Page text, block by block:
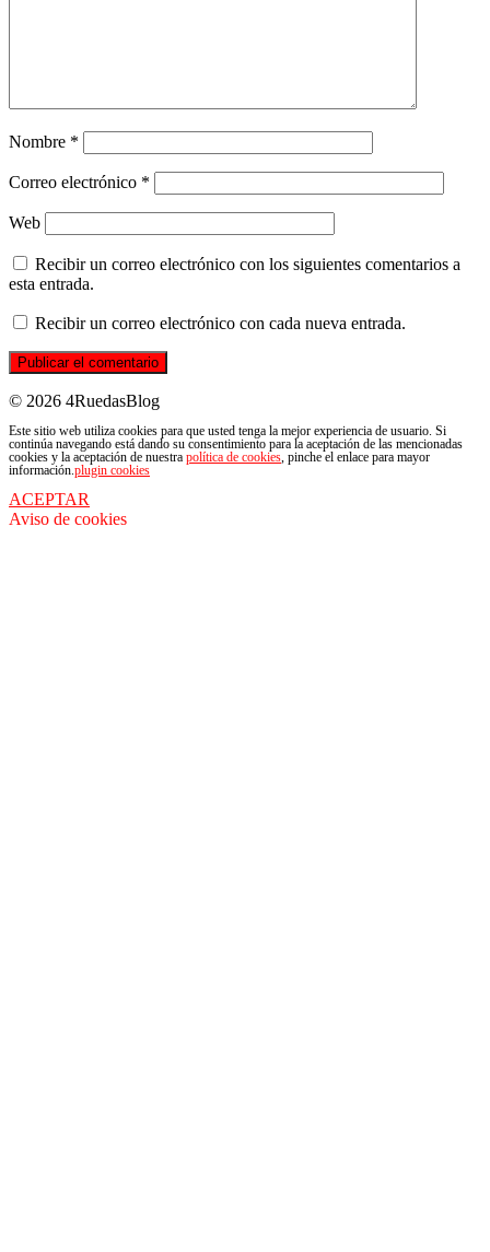
Nombre *
Correo electrónico *
Web
Recibir un correo electrónico con los siguientes comentarios a
esta entrada.
Recibir un correo electrónico con cada nueva entrada.
© 2026 4RuedasBlog
Este sitio web utiliza cookies para que usted tenga la mejor experiencia de usuario. Si
continúa navegando está dando su consentimiento para la aceptación de las mencionadas
cookies y la aceptación de nuestra política de cookies, pinche el enlace para mayor
información.plugin cookies
ACEPTAR
Aviso de cookies